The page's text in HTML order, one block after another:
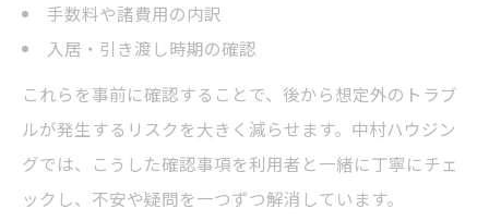
手数料や諸費用の内訳
入居・引き渡し時期の確認
これらを事前に確認することで、後から想定外のトラブ
ルが発生するリスクを大きく減らせます。中村ハウジン
グでは、こうした確認事項を利用者と一緒に丁寧にチェ
ックし、不安や疑問を一つずつ解消しています。